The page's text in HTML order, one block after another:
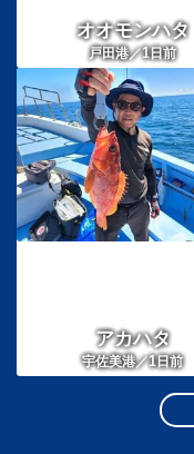
オオモンハタ
戸田港／1日前
アカハタ
宇佐美港／1日前